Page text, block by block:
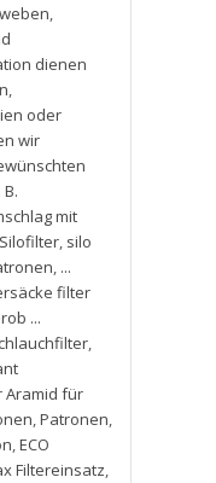
,
dienen
,
oder
wir
mit
Silofilter, silo
, ...
filter
...
,
Aramid für
,Patronen,
,ECO
Filtereinsatz,